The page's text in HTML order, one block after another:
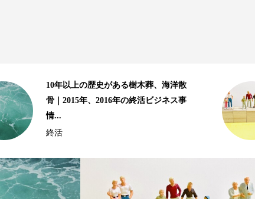
終活８ステップ、補足とまとめ｜「望
ましい高齢生活を送るための終活８ス